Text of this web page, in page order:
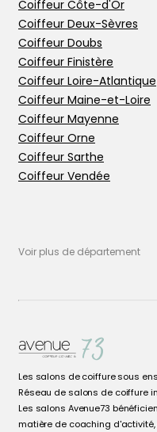
Ajouter votre salon
Coiffeur Côte-d'Or
Coiffeur Deux-Sèvres
Coiffeur Doubs
Coiffeur Finistère
Coiffeur Loire-Atlantique
Coiffeur Maine-et-Loire
Coiffeur Mayenne
Coiffeur Orne
Coiffeur Sarthe
Coiffeur Vendée
Voir plus de département
Les salons de coiffure sous
Réseau de salons de coiffure
Les salons Avenue73
matière de coaching